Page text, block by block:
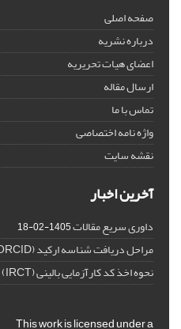
صفحه اصلی
درباره نشریه
اعضای هیات تحریریه
ارسال مقاله
تماس با ما
واژه نامه اختصاصی
نقشه سایت
آخرین اخبار
داوری سریع مقالات1405-02-18
مراحل دریافت شناسه ارکید (ORCID)
نحوه اخذ کد کارآزمایی بالینی (IRCT)
This work is licensed under a